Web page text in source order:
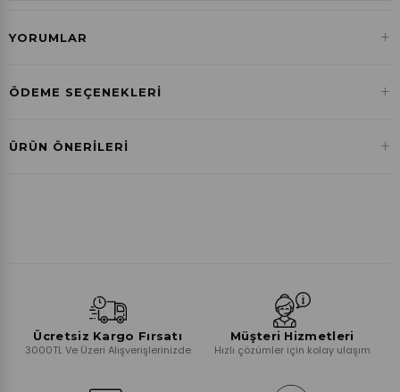
YORUMLAR +
ÖDEME SEÇENEKLERI +
Havale ile Ödeme
ÜRÜN ÖNERILERI +
Ücretsiz Kargo Fırsatı
3000TL Ve Üzeri Alışverişlerinizde
Müşteri Hizmetleri
Hızlı çözümler için kolay ulaşım